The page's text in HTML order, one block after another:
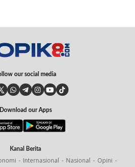
our social media
Download our Apps
Kanal Berita
Internasional Nasional
Opini